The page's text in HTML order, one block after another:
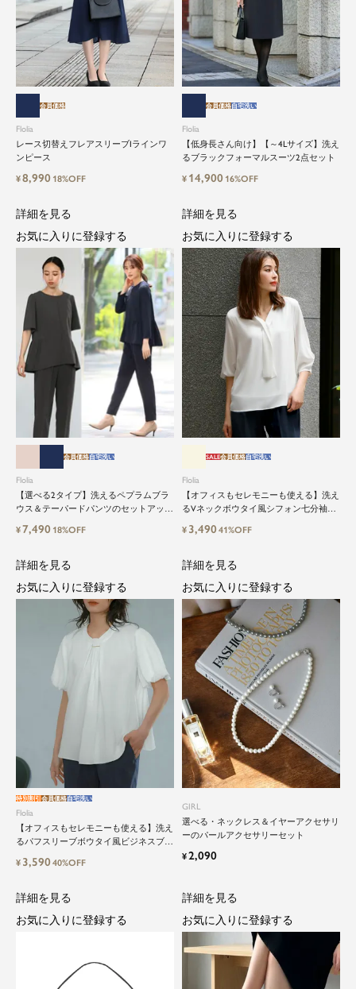
鮮度アップを重ねつづける、大人の女
性のためのスーツファッション
オフィスやマザーシーンで活躍するセレモニース
ーツ。気負わずに着て頂ける素敵な一枚...それが
Floliaの提案するスーツです。
品よく艶やかに着こなすことのできる女性らしい
セットアップから、故人を偲ぶのに相応しい洗練
感のあるブラックフォーマルまで幅広くご提案さ
close
Flolia
レース切替えフレアスリーブIラインワ
ンピース
会員価格
¥8,990 18%OFF
Flolia
【低身長さん向け】【～4Lサイズ】洗え
るブラックフォーマルスーツ2点セット
会員価格自宅洗い
¥ 14,900 16%OFF
Flolia
【選べる2タイプ】洗えるペプラムブラ
ウス＆テーパードパンツのセットアップ
会員価格自宅洗い
¥7,490 18%OFF
詳細を見る
お気に入りに登録する
Flolia
【オフィスもセレモニーも使える】洗え
るVネックボウタイ風シフォン七分袖ビ
SALE会員価格自宅洗い
¥ 3,49041%OFF
詳細を見る
お気に入りに登録する
Flolia
【オフィスもセレモニーも使える】洗え
るパフスリーブボウタイ風ビジネスブラ
特別割引会員価格自宅洗い
¥ 3,59040%OFF
詳細を見る
お気に入りに登録する
GIRL
選べる・ネックレス＆イヤーアクセサリ
ーのパールアクセサリーセット
¥2,090
詳細を見る
お気に入りに登録する
詳細を見る
お気に入りに登録する
詳細を見る
お気に入りに登録する